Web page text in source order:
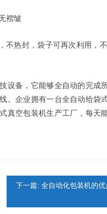
褶皱
热封，袋子可再次利用，
设备，它能够全自动的完成
。企业拥有一台全自动给袋
真空包装机生产工厂，每天
下一篇: 全自动化包装机的优